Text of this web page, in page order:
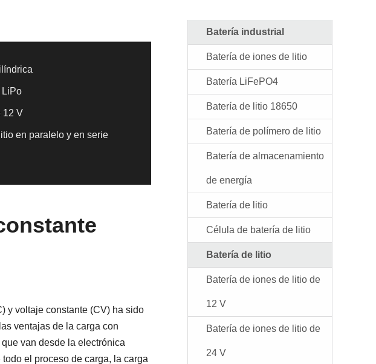
LiPo
12 V
en paralelo y en serie
y voltaje constante (CV) ha sido
ventajas de la carga con
van desde la electrónica
el proceso de carga, la carga
Batería industrial
Batería de iones de litio
Batería LiFePO4
Batería de litio 18650
Batería de polímero de litio
Batería de almacenamiento
de energía
Batería de litio
Célula de batería de litio
Batería de litio
Batería de iones de litio de
12 V
Batería de iones de litio de
24 V